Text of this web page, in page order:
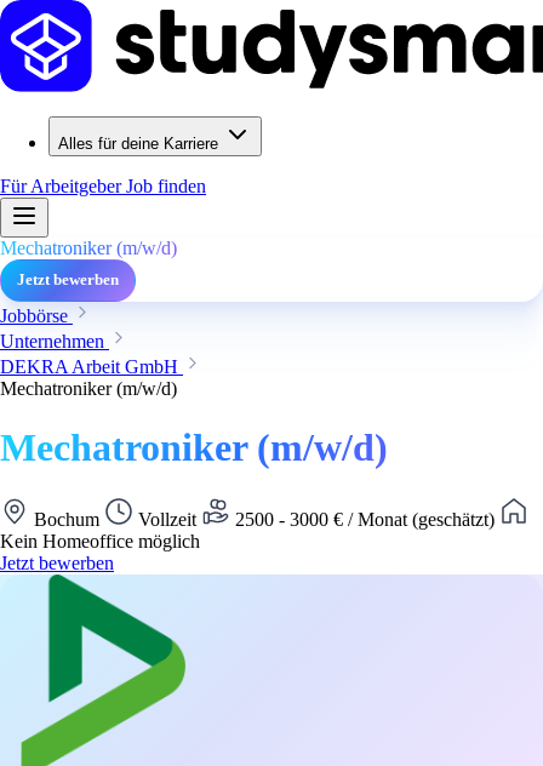
Alles für deine Karriere
Für ArbeitgeberJob finden
Mechatroniker (m/w/d)
Jetzt bewerben
Jobbörse
Unternehmen
DEKRA Arbeit GmbH
Mechatroniker (m/w/d)
Mechatroniker (m/w/d)
Bochum Vollzeit
2500 - 3000 € / Monat (geschätzt)
Kein Homeoffice möglich
Jetzt bewerben